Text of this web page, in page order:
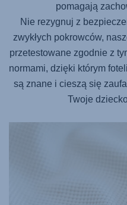
pomagają
Nie rezygnuj z
zwykłych pokrowców,
przetestowane zgodnie z
normami, dzięki którym
są znane i cieszą się
Twoje